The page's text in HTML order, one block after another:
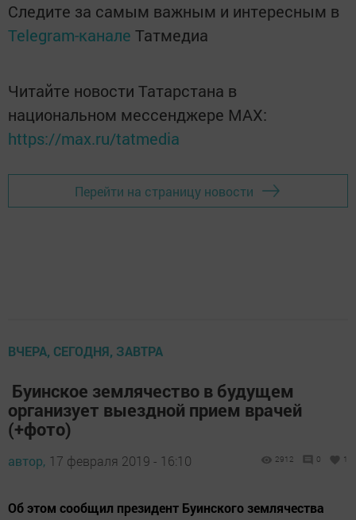
Следите за самым важным и интересным в
Telegram-канале Татмедиа
Читайте новости Татарстана в
национальном мессенджере MАХ:
https://max.ru/tatmedia
Перейти на страницу новости
ВЧЕРА, СЕГОДНЯ, ЗАВТРА
Буинское землячество в будущем
организует выездной прием врачей
(+фото)
автор, 17 февраля 2019 - 16:10 2912 0 1
Об этом сообщил президент Буинского землячества